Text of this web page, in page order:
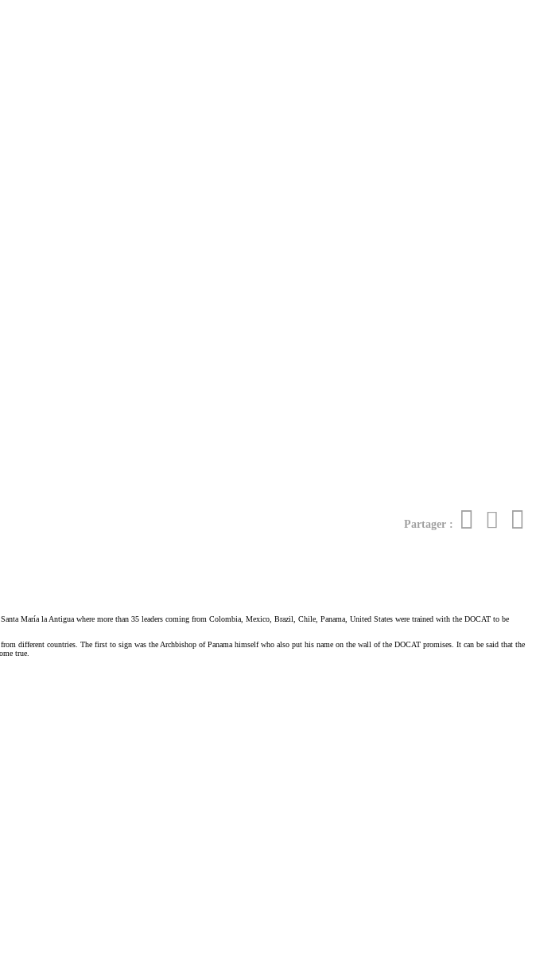
Partager :
María la Antigua where more than 35 leaders coming from Colombia, Mexico, Brazil, Chile, Panama, United States were trained with the DOCAT to be
different countries. The first to sign was the Archbishop of Panama himself who also put his name on the wall of the DOCAT promises. It can be said that the
true.